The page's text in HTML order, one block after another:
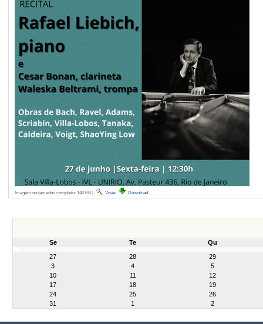
Imagem no tamanho completo: 140 KB| Visão Download
Se Te
Qu
27
28
29
3
4
5
10
11
12
17
18
19
24
25
26
31
1 2